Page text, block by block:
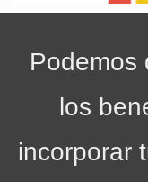
Podemos
los
incorporar